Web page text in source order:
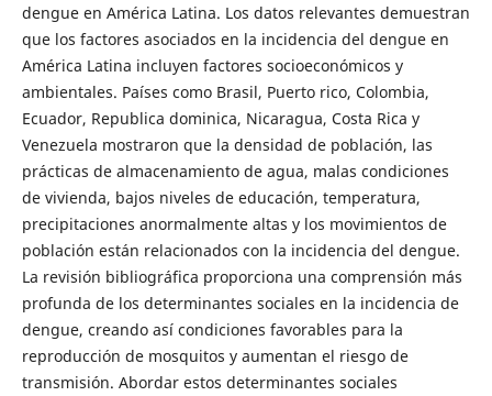
dengue en América Latina. Los datos relevantes demuestran
que los factores asociados en la incidencia del dengue en
América Latina incluyen factores socioeconómicos y
ambientales. Países como Brasil, Puerto rico, Colombia,
Ecuador, Republica dominica, Nicaragua, Costa Rica y
Venezuela mostraron que la densidad de población, las
prácticas de almacenamiento de agua, malas condiciones
de vivienda, bajos niveles de educación, temperatura,
precipitaciones anormalmente altas y los movimientos de
población están relacionados con la incidencia del dengue.
La revisión bibliográfica proporciona una comprensión más
profunda de los determinantes sociales en la incidencia de
dengue, creando así condiciones favorables para la
reproducción de mosquitos y aumentan el riesgo de
transmisión. Abordar estos determinantes sociales